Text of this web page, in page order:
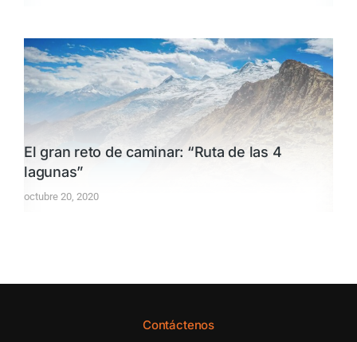
El gran reto de caminar: “Ruta de las 4
lagunas”
octubre 20, 2020
Contáctenos